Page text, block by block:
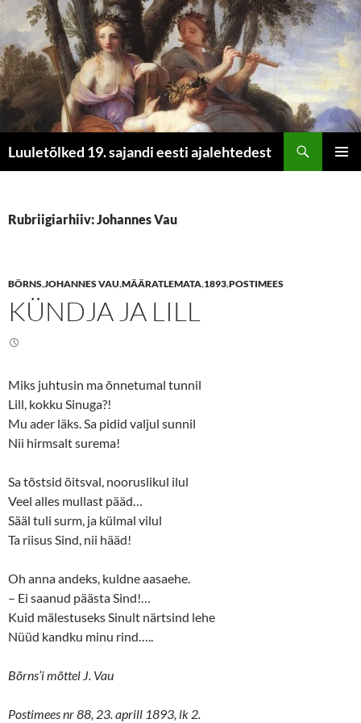
Luuletõlked 19. sajandi eesti ajalehtedest
Rubriigiarhiiv: Johannes Vau
BÖRNS,JOHANNES VAU,MÄÄRATLEMATA,1893,POSTIMEES
KÜNDJA JA LILL
Miks juhtusin ma õnnetumal tunnil
Lill, kokku Sinuga?!
Mu ader läks. Sa pidid valjul sunnil
Nii hirmsalt surema!
Sa tõstsid õitsval, nooruslikul ilul
Veel alles mullast pääd…
Sääl tuli surm, ja külmal vilul
Ta riisus Sind, nii hääd!
Oh anna andeks, kuldne aasaehe.
– Ei saanud päästa Sind!…
Kuid mälestuseks Sinult närtsind lehe
Nüüd kandku minu rind…..
Bõrns’i mõttel J. Vau
Postimees nr 88, 23. aprill 1893, lk 2.